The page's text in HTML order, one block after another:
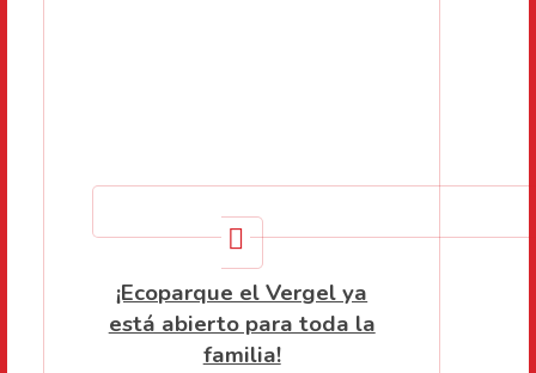
¡Ecoparque el Vergel ya
está abierto para toda la
familia!